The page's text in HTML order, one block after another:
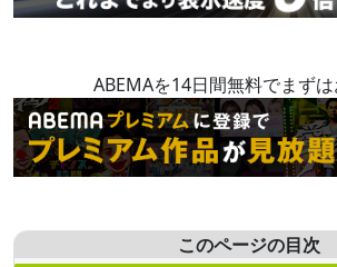
ABEMAを14日間無料でまず
このページの目次